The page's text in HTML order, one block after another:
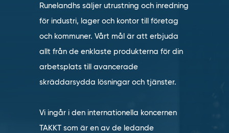
Runelandhs säljer utrustning och inredning
för industri, lager och kontor till företag
och kommuner. Vårt mål är att erbjuda
allt från de enklaste produkterna för din
arbetsplats till avancerade
skräddarsydda lösningar och tjänster.
Vi ingår i den internationella koncernen
TAKKT som är en av de ledande